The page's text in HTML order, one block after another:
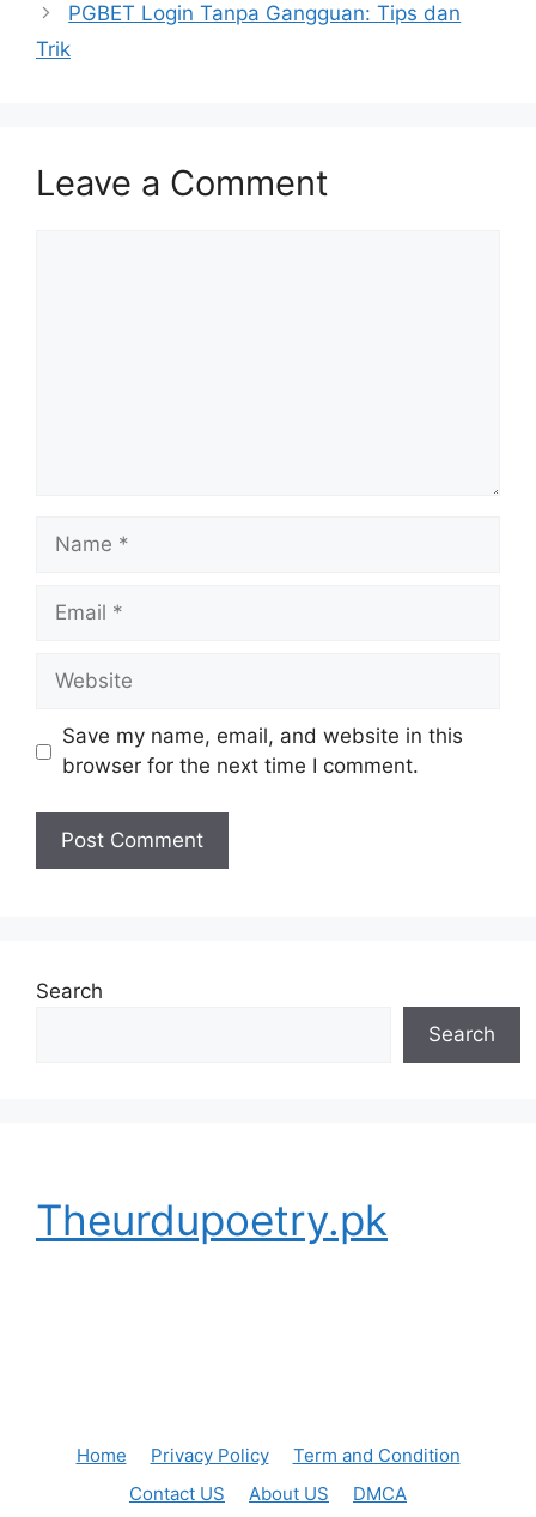
PGBET Login Tanpa Gangguan: Tips dan
Trik
Leave a Comment
Name
Email
Website
Save my name, email, and website in this
browser for the next time I comment.
Search
Search
Theurdupoetry.pk
Home Privacy Policy
Term and Condition
Contact US
About US DMCA